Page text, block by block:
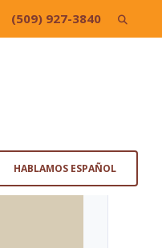
(509) 927-3840 Search
HABLAMOS ESPAÑOL